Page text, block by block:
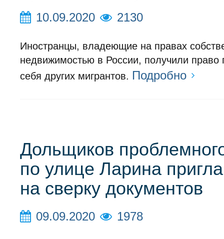
10.09.2020 2130
Иностранцы, владеющие на правах
недвижимостью в России, получили право
себя других мигрантов. Подробно
Дольщиков
по улице Ларина
на сверку документов
09.09.2020 1978